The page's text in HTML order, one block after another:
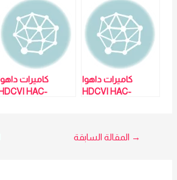
مبيعات: مي
01023629342
مبيعات: مي
01023629342
كاميرات داهوا
HDCVI HAC-
كاميرات داهوا
HDCVI HAC-
تصفّح
→المقالة السابقة